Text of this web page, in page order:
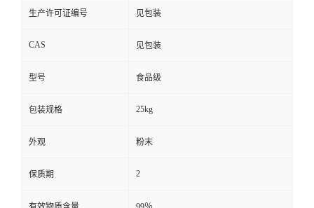
生产许可证编号 见包装
CAS 见包装
型号 食品级
包装规格 25kg
外观 粉末
保质期 2